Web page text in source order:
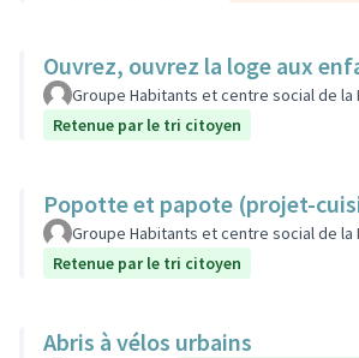
Ouvrez, ouvrez la loge aux
Groupe Habitants et centre social de la
Retenue par le tri citoyen
Popotte et papote (projet-
Groupe Habitants et centre social de la
Retenue par le tri citoyen
Abris à vélos urbains